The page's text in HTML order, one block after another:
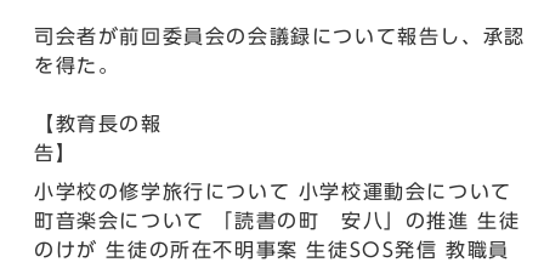
司会者が前回委員会の会議録について報告し、承認
を得た。
【教育長の報
告】
小学校の修学旅行について 小学校運動会について
町音楽会について 「読書の町 安八」の推進 生徒
のけが 生徒の所在不明事案 生徒SOS発信 教職員